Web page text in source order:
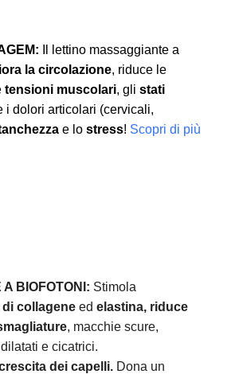
Il lettino massaggiante a
la circolazione, riduce le
tensioni muscolari, gli stati
i dolori articolari (cervicali,
e lo stress! Scopri di più
A BIOFOTONI: Stimola
collagene ed elastina, riduce
, macchie scure,
e cicatrici.
dei capelli. Dona un